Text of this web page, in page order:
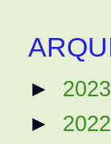
► 2023
► 2022